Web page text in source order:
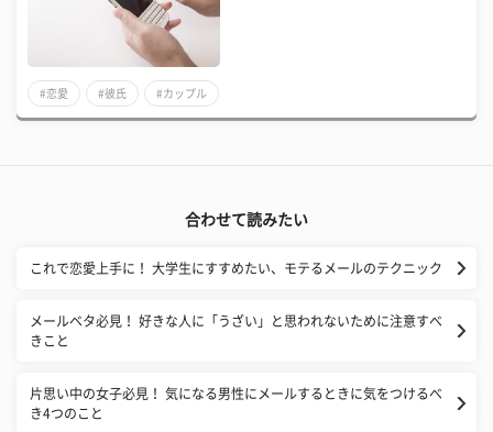
#恋愛 #彼氏 #カップル
合わせて読みたい
これで恋愛上手に！ 大学生にすすめたい、モテるメールのテクニック
メールベタ必見！ 好きな人に「うざい」と思われないために注意すべ
きこと
片思い中の女子必見！ 気になる男性にメールするときに気をつけるべ
き4つのこと